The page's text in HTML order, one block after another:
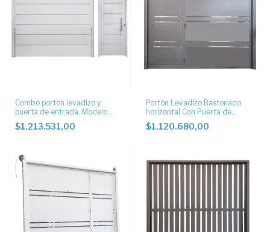
Combo porton levadizo y
puerta de entrada. Modelo
ciego.
$1.213.531,00
Portón Levadizo Bastonado
horizontal Con Puerta de
Escape lateral y postigo
$1.120.680,00